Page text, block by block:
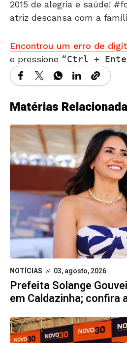
2015 de alegria e saúde!
atriz descansa com a
Encontrou um erro de
e pressione
Ctrl +
Matérias
NOTÍCIAS 03, agosto, 2026
Prefeita Solange
em Caldazinha; confira